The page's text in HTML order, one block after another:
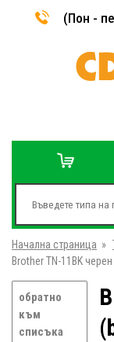
(Пон -
Начална страница »
Brother TN-11BK
обратно
към
списъка